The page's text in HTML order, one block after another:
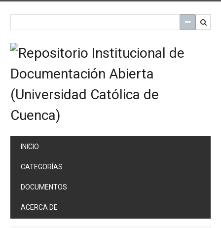
INICIO
CATEGORÍAS
DOCUMENTOS
ACERCA DE